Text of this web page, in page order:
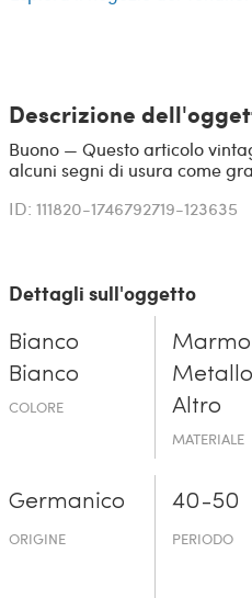
Descrizione
Buono — Questo articolo
alcuni segni di usura come
ID: 111820-1746792719-123635
Dettagli sull'oggetto
Bianco
Bianco
COLORE
Marmo
Metallo
Altro
MATERIALE
Germanico
ORIGINE
40-50
PERIODO